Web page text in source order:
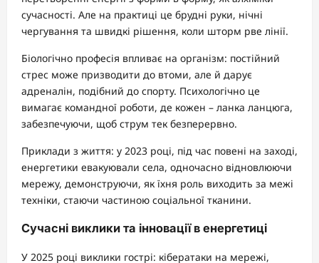
сучасності. Але на практиці це брудні руки, нічні
чергування та швидкі рішення, коли шторм рве лінії.
Біологічно професія впливає на організм: постійний
стрес може призводити до втоми, але й дарує
адреналін, подібний до спорту. Психологічно це
вимагає командної роботи, де кожен – ланка ланцюга,
забезпечуючи, щоб струм тек безперервно.
Приклади з життя: у 2023 році, під час повені на заході,
енергетики евакуювали села, одночасно відновлюючи
мережу, демонструючи, як їхня роль виходить за межі
техніки, стаючи частиною соціальної тканини.
Сучасні виклики та інновації в енергетиці
У 2025 році виклики гострі: кібератаки на мережі,